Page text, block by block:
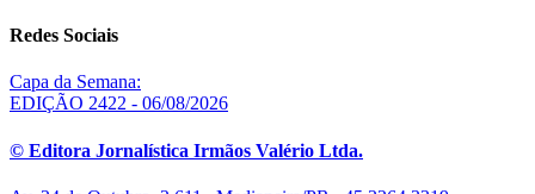
Redes Sociais
Capa da Semana:
EDIÇÃO 2422 - 06/08/2026
© Editora Jornalística Irmãos Valério Ltda.